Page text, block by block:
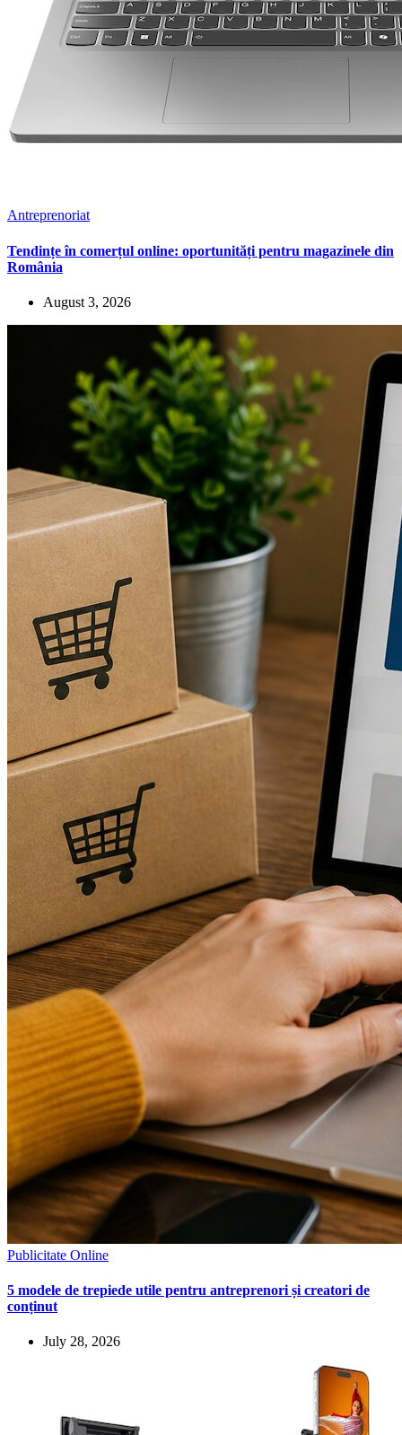
Antreprenoriat
Tendințe în comerțul online: oportunități pentru magazinele din
România
August 3, 2026
Publicitate Online
5 modele de trepiede utile pentru antreprenori și creatori de
conținut
July 28, 2026